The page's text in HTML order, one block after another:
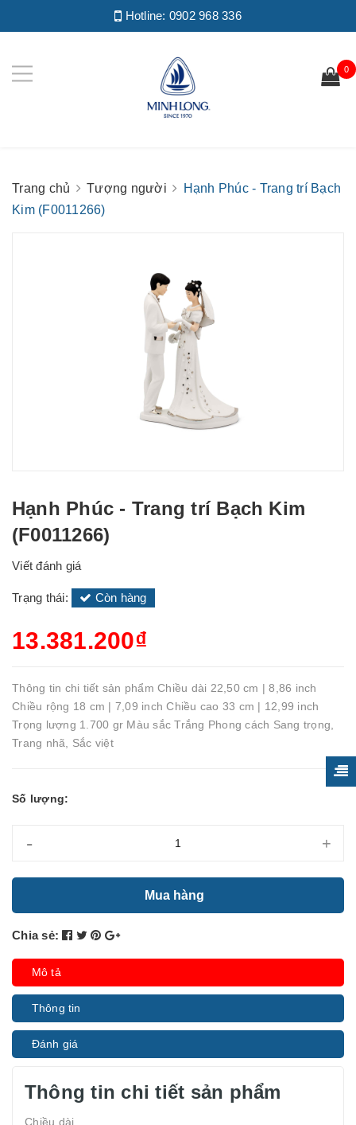
Hotline: 0902 968 336
0
Trang chủ Tượng người
Hạnh Phúc - Trang trí Bạch
Kim (F0011266)
Hạnh Phúc - Trang trí Bạch Kim
(F0011266)
Viết đánh giá
Trạng thái: Còn hàng
13.381.200₫
Thông tin chi tiết sản phẩm Chiều dài 22,50 cm | 8,86 inch
Chiều rộng 18 cm | 7,09 inch Chiều cao 33 cm | 12,99 inch
Trọng lượng 1.700 gr Màu sắc Trắng Phong cách Sang trọng,
Trang nhã, Sắc việt
Số lượng:
- +
Mua hàng
Chia sẻ:
Mô tả
Thông tin
Đánh giá
Thông tin chi tiết sản phẩm
Chiều dài